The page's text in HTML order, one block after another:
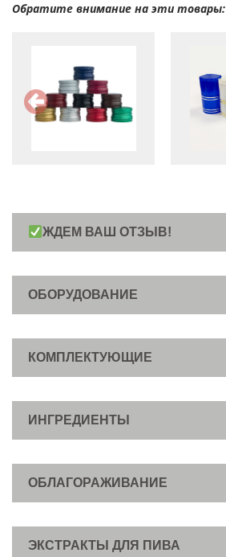
Обратите внимание на эти товары:
ЖДЕМ ВАШ ОТЗЫВ!
ОБОРУДОВАНИЕ
КОМПЛЕКТУЮЩИЕ
ИНГРЕДИЕНТЫ
ОБЛАГОРАЖИВАНИЕ
ЭКСТРАКТЫ ДЛЯ ПИВА